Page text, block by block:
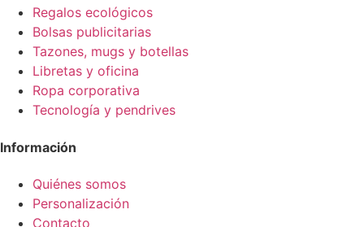
Regalos ecológicos
Bolsas publicitarias
Tazones, mugs y botellas
Libretas y oficina
Ropa corporativa
Tecnología y pendrives
Información
Quiénes somos
Personalización
Contacto